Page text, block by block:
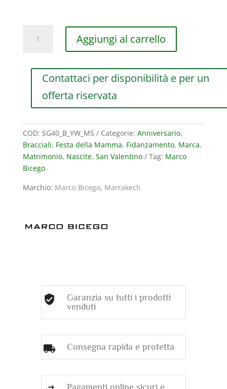
MARCO
ORO
GIALLO
E
BIANCO
CON
DIAMANTI
Aggiungi al carrello
Contattaci per disponibilità e per un
offerta riservata
COD: SG40_B_YW_M5 Categorie: Anniversario,
Bracciali, Festa della Mamma, Fidanzamento, Marca,
Matrimonio, Nascite, San Valentino Tag: Marco
Bicego
Marchio: Marco Bicego, Marrakech
Garanzia su tutti i prodotti
venduti
Consegna rapida e protetta